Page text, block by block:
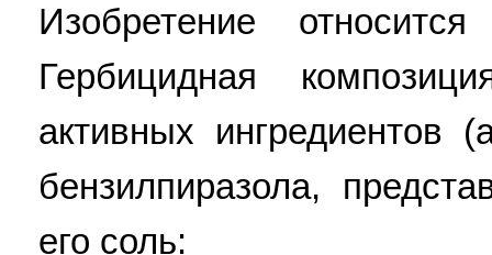
Изобретение
Гербицидная
активных ингредиентов
бензилпиразола,
его соль: